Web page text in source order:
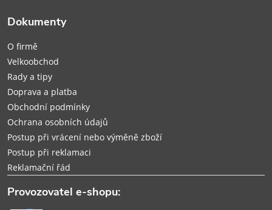
Dokumenty
O firmě
Velkoobchod
Rady a tipy
Doprava a platba
Obchodní podmínky
Ochrana osobních údajů
Postup při vrácení nebo výměně zboží
Postup při reklamaci
Reklamační řád
Provozovatel e-shopu: